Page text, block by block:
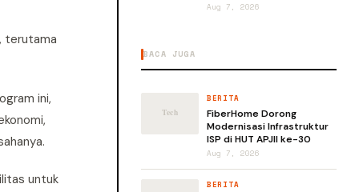
terutama
ini,
untuk
Aug 7, 2026
BACA JUGA
BERITA
FiberHome Dorong
Modernisasi Infrastruktur
ISP di HUT APJII ke-30
Aug 7, 2026
BERITA